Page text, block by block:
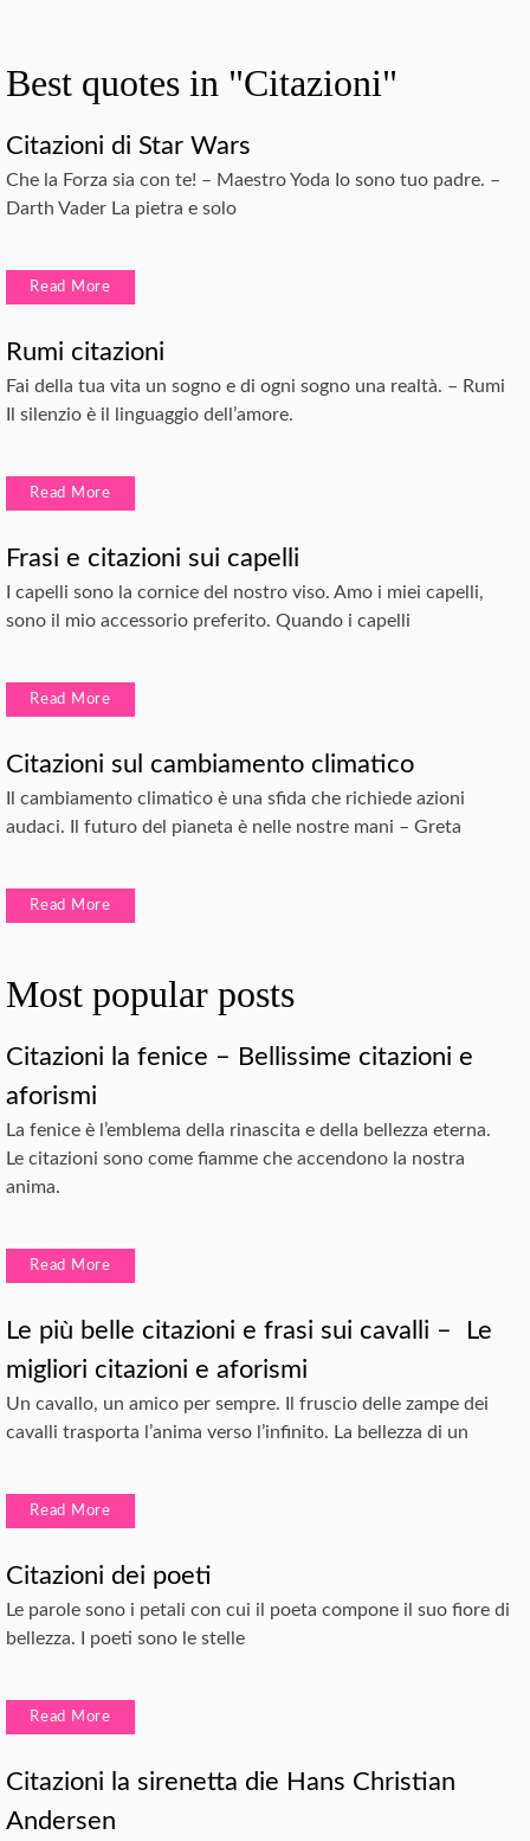
Best quotes in "Citazioni"
Citazioni di Star Wars
Che la Forza sia con te! – Maestro Yoda Io sono tuo padre. –
Darth Vader La pietra e solo
Read More
Rumi citazioni
Fai della tua vita un sogno e di ogni sogno una realtà. – Rumi
Il silenzio è il linguaggio dell’amore.
Read More
Frasi e citazioni sui capelli
I capelli sono la cornice del nostro viso. Amo i miei capelli,
sono il mio accessorio preferito. Quando i capelli
Read More
Citazioni sul cambiamento climatico
Il cambiamento climatico è una sfida che richiede azioni
audaci. Il futuro del pianeta è nelle nostre mani – Greta
Read More
Most popular posts
Citazioni la fenice – Bellissime citazioni e
aforismi
La fenice è l’emblema della rinascita e della bellezza eterna.
Le citazioni sono come fiamme che accendono la nostra
anima.
Read More
Le più belle citazioni e frasi sui cavalli – Le
migliori citazioni e aforismi
Un cavallo, un amico per sempre. Il fruscio delle zampe dei
cavalli trasporta l’anima verso l’infinito. La bellezza di un
Read More
Citazioni dei poeti
Le parole sono i petali con cui il poeta compone il suo fiore di
bellezza. I poeti sono le stelle
Read More
Citazioni la sirenetta die Hans Christian
Andersen